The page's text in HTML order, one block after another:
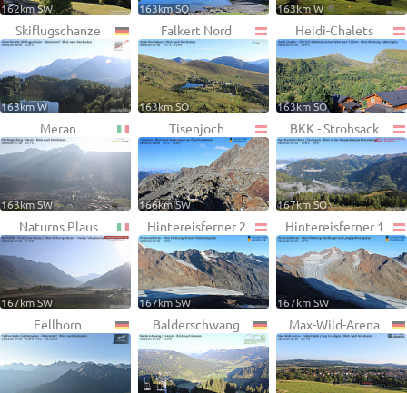
162km SW 163km SO 163km W
Skiflugschanze
163km W
Falkert Nord
163km SO
Heidi-Chalets
163km SO
Meran
163km SW
Tisenjoch
166km SW
BKK - Strohsack
167km SO
Naturns Plaus
167km SW
Hintereisferner 2
167km SW
Hintereisferner 1
167km SW
Fellhorn Balderschwang Max-Wild-Arena